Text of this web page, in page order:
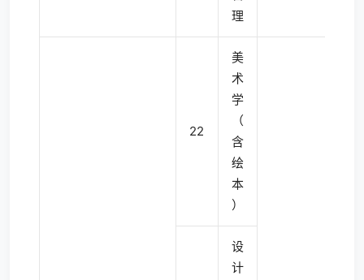
理
22
美
术
学
（
含
绘
本
）
设
计